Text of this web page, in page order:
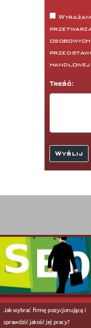
Treść:
Jak wybrać firmę pozycjonującą i
sprawdzić jakość jej pracy?